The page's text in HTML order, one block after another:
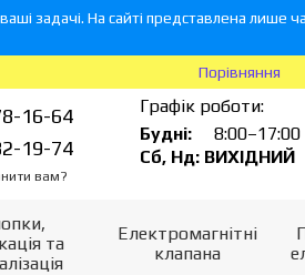
задачі. На сайті представлена лише
Порівняння
16-64
19-74
вам?
Графік роботи:
Будні:
8:00–17:00
Сб, Нд: ВИХІДНИЙ
та
Електромагнітні
клапана